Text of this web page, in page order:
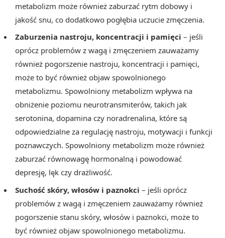
metabolizm może również zaburzać rytm dobowy i
jakość snu, co dodatkowo pogłębia uczucie zmęczenia.
Zaburzenia nastroju, koncentracji i pamięci – jeśli
oprócz problemów z wagą i zmęczeniem zauważamy
również pogorszenie nastroju, koncentracji i pamięci,
może to być również objaw spowolnionego
metabolizmu. Spowolniony metabolizm wpływa na
obniżenie poziomu neurotransmiterów, takich jak
serotonina, dopamina czy noradrenalina, które są
odpowiedzialne za regulację nastroju, motywacji i funkcji
poznawczych. Spowolniony metabolizm może również
zaburzać równowagę hormonalną i powodować
depresję, lęk czy drażliwość.
Suchość skóry, włosów i paznokci – jeśli oprócz
problemów z wagą i zmęczeniem zauważamy również
pogorszenie stanu skóry, włosów i paznokci, może to
być również objaw spowolnionego metabolizmu.